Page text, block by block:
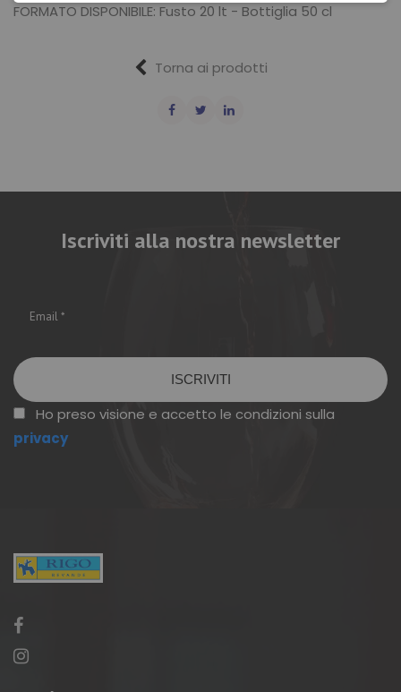
FORMATO DISPONIBILE: Fusto 20 lt - Bottiglia 50 cl
Torna ai prodotti
Iscriviti alla nostra newsletter
VuotoHo preso visione e accetto le condizioni sulla
privacy